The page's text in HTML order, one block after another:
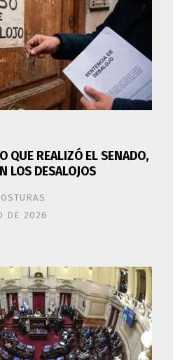
QUE REALIZÓ EL SENADO,
LOS DESALOJOS
DE 2026